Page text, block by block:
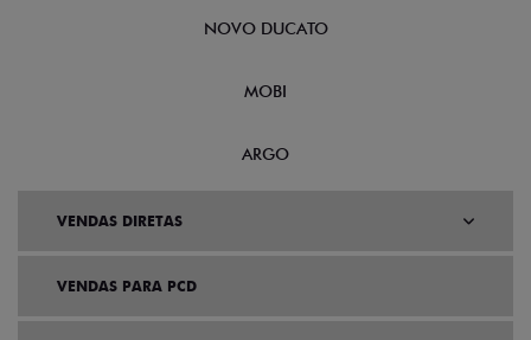
NOVO DUCATO
MOBI
ARGO
VENDAS DIRETAS
VENDAS PARA PCD